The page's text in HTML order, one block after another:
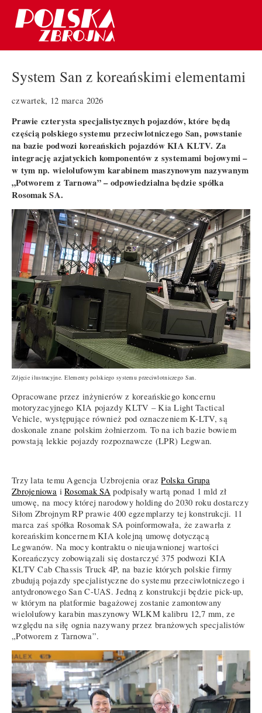
System San z koreańskimi elementami
czwartek, 12 marca 2026
Prawie czterysta specjalistycznych pojazdów, które będą
częścią polskiego systemu przeciwlotniczego San, powstanie
na bazie podwozi koreańskich pojazdów KIA KLTV. Za
integrację azjatyckich komponentów z systemami bojowymi –
w tym np. wielolufowym karabinem maszynowym nazywanym
„Potworem z Tarnowa” – odpowiedzialna będzie spółka
Rosomak SA.
Zdjęcie ilustracyjne. Elementy polskiego systemu przeciwlotniczego San.
Opracowane przez inżynierów z koreańskiego koncernu
motoryzacyjnego KIA pojazdy KLTV – Kia Light Tactical
Vehicle, występujące również pod oznaczeniem K-LTV, są
doskonale znane polskim żołnierzom. To na ich bazie bowiem
powstają lekkie pojazdy rozpoznawcze (LPR) Legwan.
Trzy lata temu Agencja Uzbrojenia orazPolska Grupa
Zbrojeniowa iRosomak SA podpisały wartą ponad 1 mld zł
umowę, na mocy której narodowy holding do 2030 roku dostarczy
Siłom Zbrojnym RP prawie 400 egzemplarzy tej konstrukcji. 11
marca zaś spółka Rosomak SA poinformowała, że zawarła z
koreańskim koncernem KIA kolejną umowę dotyczącą
Legwanów. Na mocy kontraktu o nieujawnionej wartości
Koreańczycy zobowiązali się dostarczyć 375 podwozi KIA
KLTV Cab Chassis Truck 4P, na bazie których polskie firmy
zbudują pojazdy specjalistyczne do systemu przeciwlotniczego i
antydronowego San C-UAS. Jedną z konstrukcji będzie pick-up,
w którym na platformie bagażowej zostanie zamontowany
wielolufowy karabin maszynowy WLKM kalibru 12,7 mm, ze
względu na siłę ognia nazywany przez branżowych specjalistów
„Potworem z Tarnowa”.